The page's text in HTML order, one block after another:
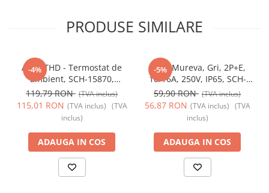
PRODUSE SIMILARE
-4%
Acti9 THD - Termostat de
ambient, SCH-15870,
Schneider Electric -
Schneider
119,79 RON (TVA inclus)
115,01 RON (TVA inclus) (TVA
inclus)
ADAUGA IN COS
-5%
Priza Mureva, Gri, 2P+E,
10/16A, 250V, IP65, SCH-
81141, Schneider Electric -
Schneider
59,90 RON (TVA inclus)
56,87 RON (TVA inclus) (TVA
inclus)
ADAUGA IN COS